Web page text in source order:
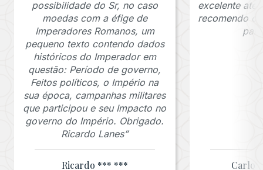
possibilidade do Sr, no caso
moedas com a éfige de
Imperadores Romanos, um
pequeno texto contendo dados
históricos do Imperador em
questão: Período de governo,
Feitos políticos, o Império na
sua época, campanhas militares
que participou e seu Impacto no
governo do Império. Obrigado.
Ricardo Lanes”
Ricardo *** ***
excelente
recomendo o